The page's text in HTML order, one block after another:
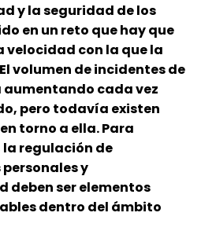
y la seguridad de los
en un reto que hay que
velocidad con la que la
volumen de incidentes de
cada vez
pero todavía existen
torno a ella. Para
regulación de
y
deben ser elementos
dentro del ámbito